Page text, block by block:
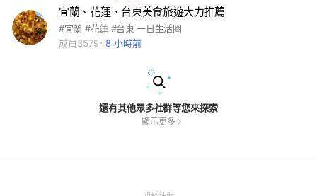
宜蘭、花蓮、台東美食旅遊大力推薦
#宜蘭 #花蓮 #台東 一日生活圈
成員3579
8 小時前
還有其他眾多社群等您來探索
顯示更多